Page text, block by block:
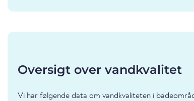
Oversigt over vandkvalitet
Vi har følgende data om vandkvaliteten i